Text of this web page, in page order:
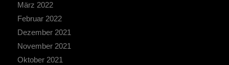
März 2022
Februar 2022
Dezember 2021
November 2021
Oktober 2021